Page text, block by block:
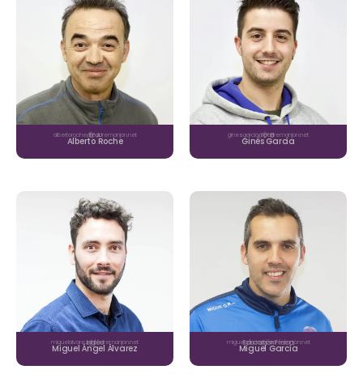
Alberto Roche
6º A
albertoroche@padremanjon.net
Ginés García
6º B
ginesgarcia@padremanjon.net
Miguel Ángel Álvarez
Inglés
miguelalvarez@padremanjon.net
Miguel García
Educación Física
miguelgarcia@padremanjon.net